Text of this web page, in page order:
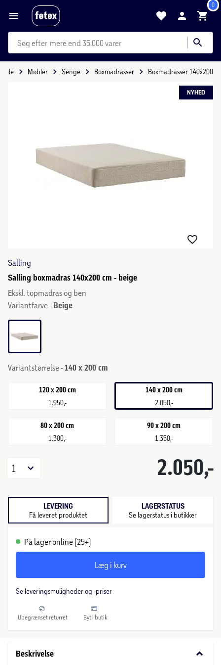
0
mere end 35.000 varer
Møbler Senge Boxmadrasser Boxmadrasser 140x200
NYHED
Salling
Salling boxmadras 140x200 cm - beige
Ekskl. topmadras og ben
Variantfarve - Beige
Variantstørrelse - 140 x 200 cm
120 x 200 cm
1.950,-
140 x 200 cm
2.050,-
80 x 200 cm
1.300,-
90 x 200 cm
1.350,-
2.050,-
1
LEVERING
Få leveret produktet
LAGERSTATUS
Se lagerstatus i butikker
På lager online (25+)
Læg i kurv
Se leveringsmuligheder og -priser
Ubegrænset returret Byt i butik
Beskrivelse keyboard_arrow_down